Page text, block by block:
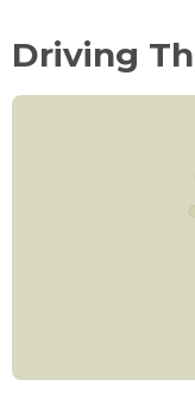
Driving